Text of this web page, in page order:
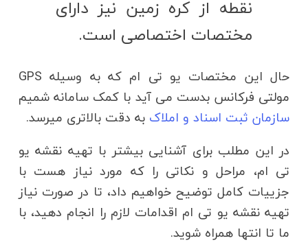
نقطه از کره زمین نیز دارای
مختصات اختصاصی است.
حال این مختصات یو تی ام که به وسیله GPS
مولتی فرکانس بدست می آید با کمک سامانه شمیم
سازمان ثبت اسناد و املاک به دقت بالاتری میرسد.
در این مطلب برای آشنایی بیشتر با تهیه نقشه یو
تی ام، مراحل و نکاتی را که مورد نیاز هست با
جزییات کامل توضیح خواهیم داد، تا در صورت نیاز
تهیه نقشه یو تی ام اقدامات لازم را انجام دهید، با
ما تا انتها همراه شوید.